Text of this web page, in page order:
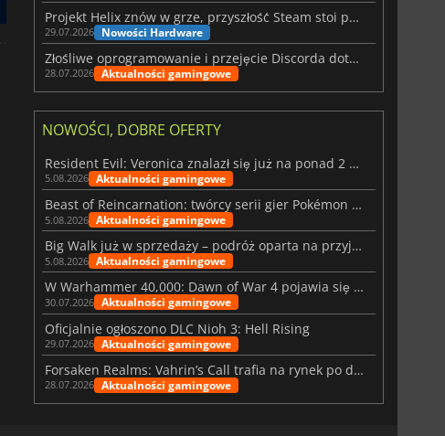
2666.00 zł
AMD sTR5 AMD AM5
Projekt Helix znów w grze, przyszłość Steam stoi pod znakiem zapytania
29.07.2026 Nowości Hardware
Złośliwe oprogramowanie i przejęcie Discorda dotknęły Meccha Chameleon
28.07.2026 Aktualności gamingowe
NOWOŚCI, DOBRE OFERTY
Resident Evil: Veronica znalazł się już na ponad 2 milionach list życzeń
5.08.2026 Aktualności gamingowe
Beast of Reincarnation: twórcy serii gier Pokémon wkraczają na nową ścieżkę
5.08.2026 Aktualności gamingowe
Big Walk już w sprzedaży – podróż oparta na przyjaźni
5.08.2026 Aktualności gamingowe
W Warhammer 40,000: Dawn of War 4 pojawia się frakcja Nekronów
30.07.2026 Aktualności gamingowe
Oficjalnie ogłoszono DLC Nioh 3: Hell Rising
29.07.2026 Aktualności gamingowe
Forsaken Realms: Vahrin’s Call trafia na rynek po dziesięciu latach prac
28.07.2026 Aktualności gamingowe